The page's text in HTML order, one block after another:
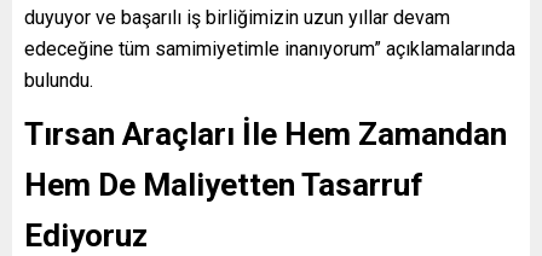
duyuyor ve başarılı iş birliğimizin uzun yıllar devam
edeceğine tüm samimiyetimle inanıyorum” açıklamalarında
bulundu.
Tırsan Araçları İle Hem Zamandan
Hem De Maliyetten Tasarruf
Ediyoruz